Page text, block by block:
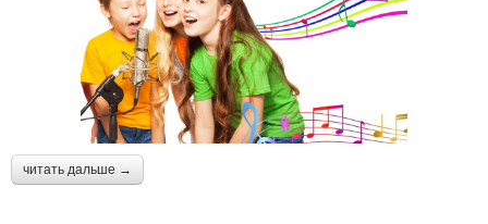
читать дальше →